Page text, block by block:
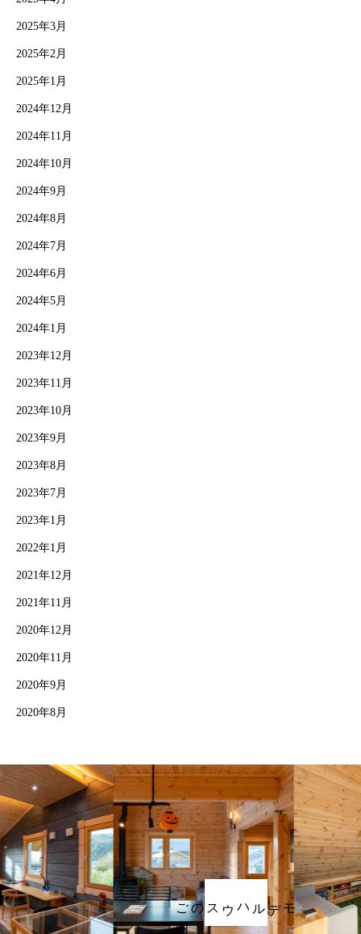
2025年3月
2025年2月
2025年1月
2024年12月
2024年11月
2024年10月
2024年9月
2024年8月
2024年7月
2024年6月
2024年5月
2024年1月
2023年12月
2023年11月
2023年10月
2023年9月
2023年8月
2023年7月
2023年1月
2022年1月
2021年12月
2021年11月
2020年12月
2020年11月
2020年9月
2020年8月
モデルハウスの
ご案内